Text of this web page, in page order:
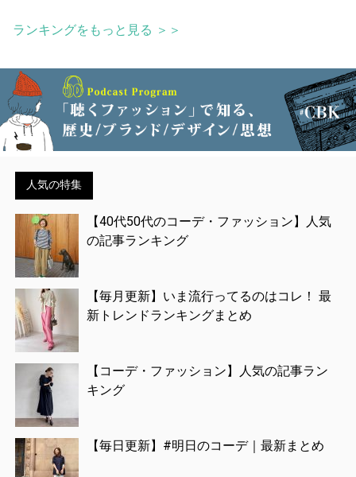
ランキングをもっと見る ＞＞
人気の特集
【40代50代のコーデ・ファッション】人気
の記事ランキング
【毎月更新】いま流行ってるのはコレ！ 最
新トレンドランキングまとめ
【コーデ・ファッション】人気の記事ラン
キング
【毎日更新】#明日のコーデ｜最新まとめ